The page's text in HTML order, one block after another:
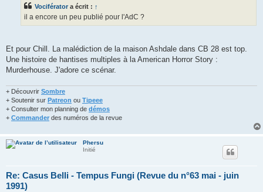
Vociférator a écrit : ↑
il a encore un peu publié pour l'AdC ?
Et pour Chill. La malédiction de la maison Ashdale dans CB 28 est top.
Une histoire de hantises multiples à la American Horror Story :
Murderhouse. J'adore ce scénar.
+ Découvrir Sombre
+ Soutenir sur Patreon ou Tipeee
+ Consulter mon planning de démos
+ Commander des numéros de la revue
Phersu
Initié
Re: Casus Belli - Tempus Fungi (Revue du n°63 mai - juin
1991)